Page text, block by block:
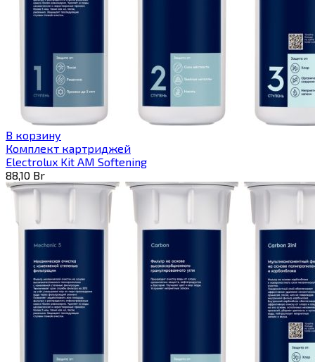
В корзину
Комплект картриджей
Electrolux Kit AM Softening
88,10 Br